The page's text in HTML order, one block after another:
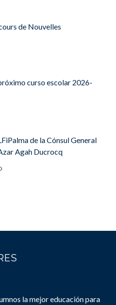
de Nouvelles
curso escolar 2026-
de la Cónsul General
Agah Ducrocq
la mejor educación para